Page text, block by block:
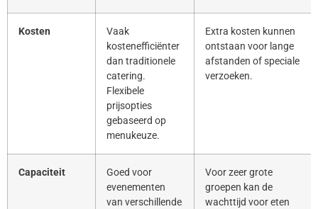
Kosten
Vaak
kostenefficiënter
dan traditionele
catering.
Flexibele
prijsopties
gebaseerd op
menukeuze.
Extra kosten kunnen
ontstaan voor lange
afstanden of speciale
verzoeken.
Capaciteit
Goed voor
evenementen
van verschillende
Voor zeer grote
groepen kan de
wachttijd voor eten